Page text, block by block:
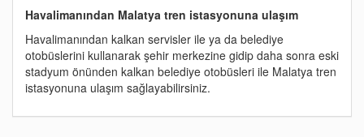
Havalimanından Malatya tren istasyonuna ulaşım
Havalimanından kalkan servisler ile ya da belediye
otobüslerini kullanarak şehir merkezine gidip daha sonra eski
stadyum önünden kalkan belediye otobüsleri ile Malatya tren
istasyonuna ulaşım sağlayabilirsiniz.